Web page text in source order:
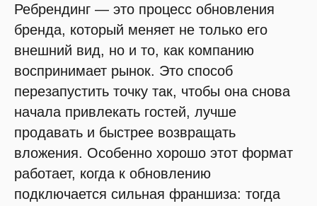
Ребрендинг — это процесс обновления
бренда, который меняет не только его
внешний вид, но и то, как компанию
воспринимает рынок. Это способ
перезапустить точку так, чтобы она снова
начала привлекать гостей, лучше
продавать и быстрее возвращать
вложения. Особенно хорошо этот формат
работает, когда к обновлению
подключается сильная франшиза: тогда